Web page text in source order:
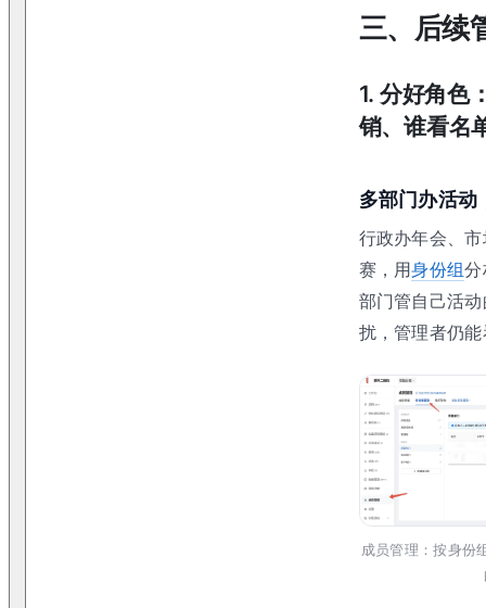
三、后续
1. 分好角色
销、谁看名
多部门办活动
行政办年会、
赛，用身份组
部门管自己活
扰，管理者仍
成员管理：按身份